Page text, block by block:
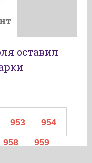
оставил
953
954
958
959